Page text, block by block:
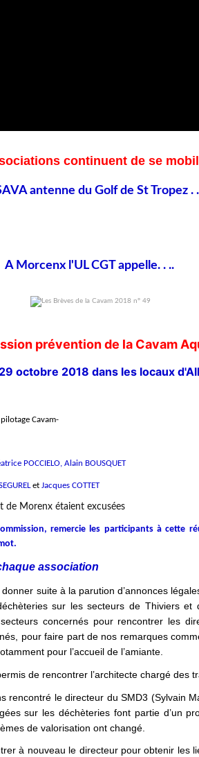
continuent de se
antenne du Golf de St Tropez .
A Morcenx l'UL CGT appelle. . ..
prévention de la Cavam
octobre 2018 dans les locaux
pilotage Cavam-
POCCIELO, Alain BOUSQUET
et Jacques COTTET
de Morenx étaient excusées
remercie les participants à cette
association
suite à la parution d’annonces
sur les secteurs de Thiviers et
concernés pour rencontrer les
pour faire part de nos remarques
pour l’accueil de l’amiante.
de rencontrer l’architecte chargé des
rencontré le directeur du SMD3 (Sylvain
sur les déchèteries font partie d’un
de valorisation ont changé.
à nouveau le directeur pour obtenir les